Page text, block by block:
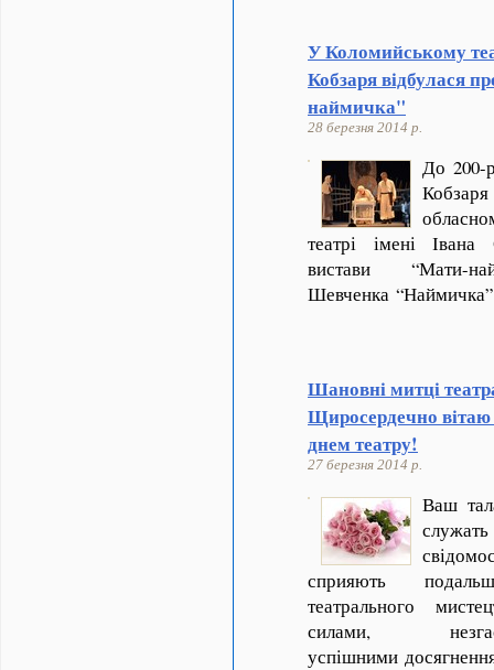
У Коломийському
Кобзаря відбулася
наймичка"
28 березня 2014 р.
До 200-
театрі імені Івана
вистави
Шевченка
Шановні митці
Щиросердечно
днем театру!
27 березня 2014 р.
Ваш
сприяють
театрального
силами,
успішними